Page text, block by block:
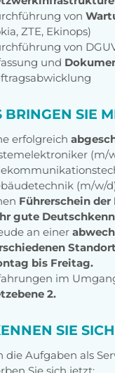
von
ZTE, Ekinops)
von
und
BRINGEN SIE
erfolgreich
(m/
(m/w/
Führerschein der
gute
an einer
bis Freitag.
im
2.
SIE
die Aufgaben als
Sie sich jetzt: